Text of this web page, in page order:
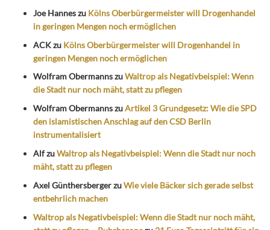
Joe Hanneszu Kölns Oberbürgermeister will Drogenhandel
in geringen Mengen noch ermöglichen
ACKzu Kölns Oberbürgermeister will Drogenhandel in
geringen Mengen noch ermöglichen
Wolfram ObermannszuWaltrop als Negativbeispiel: Wenn
die Stadt nur noch mäht, statt zu pflegen
Wolfram ObermannszuArtikel 3 Grundgesetz: Wie die SPD
den islamistischen Anschlag auf den CSD Berlin
instrumentalisiert
AlfzuWaltrop als Negativbeispiel: Wenn die Stadt nur noch
mäht, statt zu pflegen
Axel GünthersbergerzuWie viele Bäcker sich gerade selbst
entbehrlich machen
Waltrop als Negativbeispiel: Wenn die Stadt nur noch mäht,